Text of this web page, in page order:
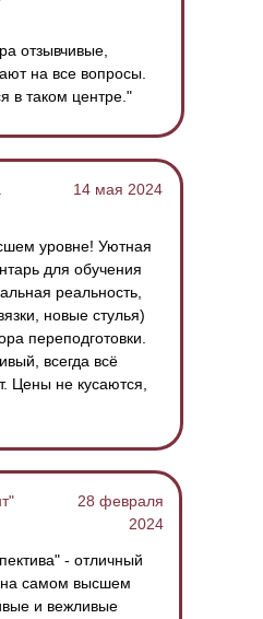
отзывчивые,
на все вопросы.
в таком центре."
14 мая 2024
уровне! Уютная
для обучения
реальность,
новые стулья)
переподготовки.
всегда всё
Цены не кусаются,
28 февраля
2024
- отличный
самом высшем
и вежливые